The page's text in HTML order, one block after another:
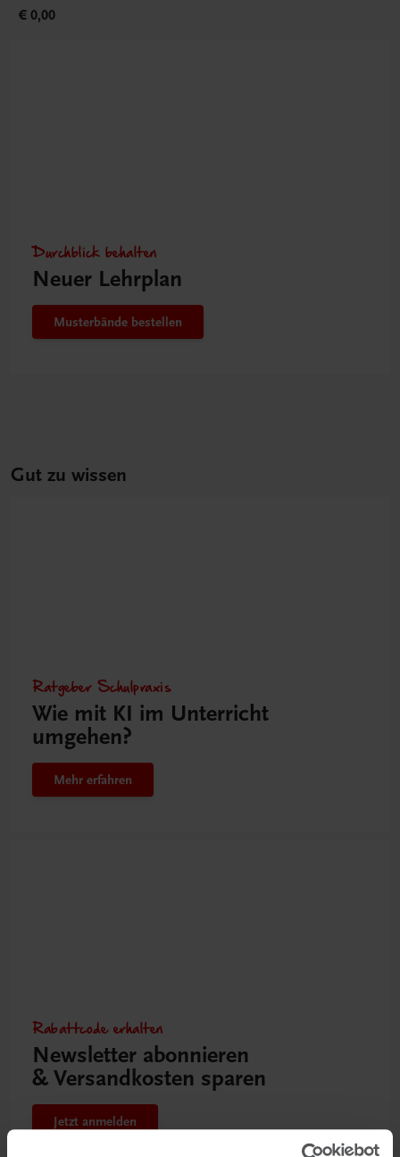
€ 0,00
Durchblick behalten
Neuer Lehrplan
Musterbände bestellen
Gut zu wissen
Ratgeber Schulpraxis
Wie mit KI im Unterricht
umgehen?
Mehr erfahren
Rabattcode erhalten
Newsletter abonnieren
& Versandkosten sparen
Jetzt anmelden